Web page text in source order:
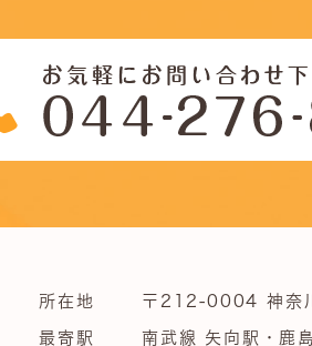
所在地 〒212-0004 神奈
最寄駅 南武線 矢向駅・鹿